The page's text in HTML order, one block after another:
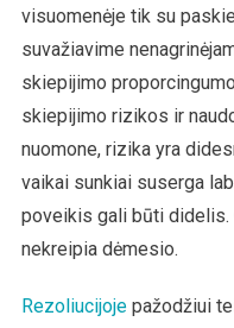
visuomenėje tik su
suvažiavime
skiepijimo
skiepijimo rizikos ir
nuomone, rizika yra
vaikai sunkiai suserga
poveikis gali būti didelis.
nekreipia dėmesio.
Rezoliucijojepažodžiui